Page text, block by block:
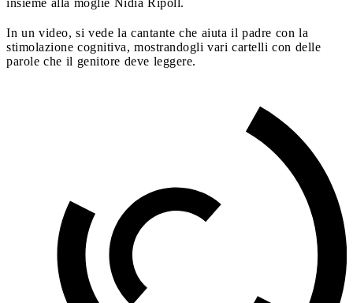
In un video, si vede la cantante che aiuta il padre con la
stimolazione cognitiva, mostrandogli vari cartelli con delle
parole che il genitore deve leggere.